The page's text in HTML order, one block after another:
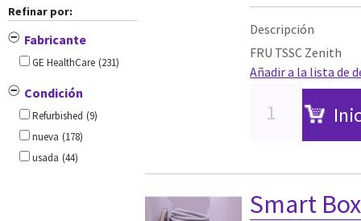
Refinar por:
Fabricante
GE HealthCare (231)
Condición
Refurbished (9)
nueva (178)
usada (44)
Descripción
FRU TSSC Zenith
Añadir a la lista de
Smart